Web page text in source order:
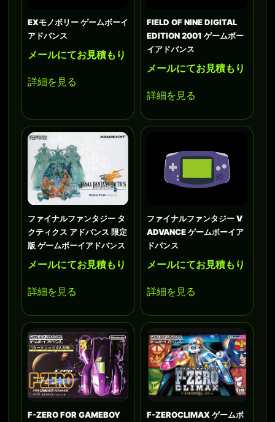
EXモノポリー ゲームボーイ
アドバンス
メールにてお見積もり
詳細を見る
FIELD OF NINE DIGITAL
EDITION 2001 ゲームボー
イアドバンス
メールにてお見積もり
詳細を見る
ファイナルファンタジー タ
クティクス アドバンス 限定
版 ゲームボーイアドバンス
メールにてお見積もり
詳細を見る
ファイナルファンタジー V
ADVANCE ゲームボーイア
ドバンス
メールにてお見積もり
詳細を見る
F-ZERO FOR GAMEBOY
F-ZEROCLIMAX ゲームボ